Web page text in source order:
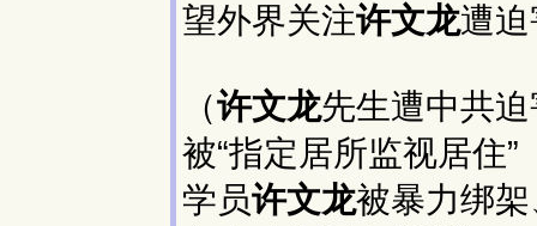
望外界关注许文龙遭
（许文龙先生遭中共
被“指定居所监视居住
学员许文龙被暴力绑